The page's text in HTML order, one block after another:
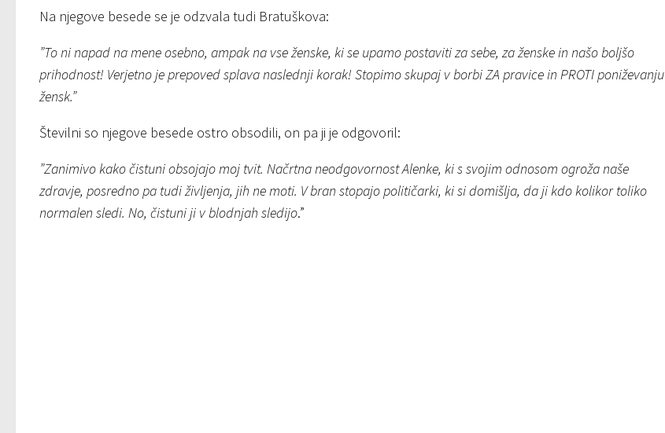
Na njegove besede se je odzvala tudi Bratuškova:
”To ni napad na mene osebno, ampak na vse ženske, ki se upamo postaviti za sebe, za ženske in našo boljšo
prihodnost! Verjetno je prepoved splava naslednji korak! Stopimo skupaj v borbi ZA pravice in PROTI poniževanju
žensk.”
Številni so njegove besede ostro obsodili, on pa ji je odgovoril:
”Zanimivo kako čistuni obsojajo moj tvit. Načrtna neodgovornost Alenke, ki s svojim odnosom ogroža naše
zdravje, posredno pa tudi življenja, jih ne moti. V bran stopajo političarki, ki si domišlja, da ji kdo kolikor toliko
normalen sledi. No, čistuni ji v blodnjah sledijo.”